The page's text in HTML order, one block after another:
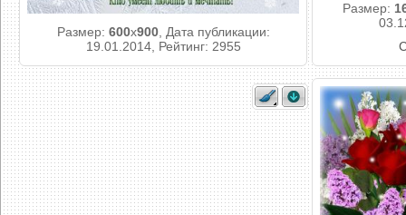
Размер: 600x900, Дата публикации:
19.01.2014, Рейтинг: 2955
Размер: